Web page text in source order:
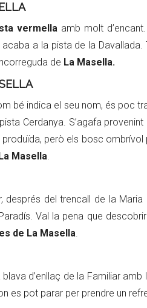
vermella amb molt
a la pista de la Davallada.
de La Masella.
bé indica el seu nom, és poc
Cerdanya. S’agafa
però els bosc
Masella.
després del trencall de la
Val la pena que
de La Masella.
blava d’enllaç de la Familiar
es pot parar per prendre un